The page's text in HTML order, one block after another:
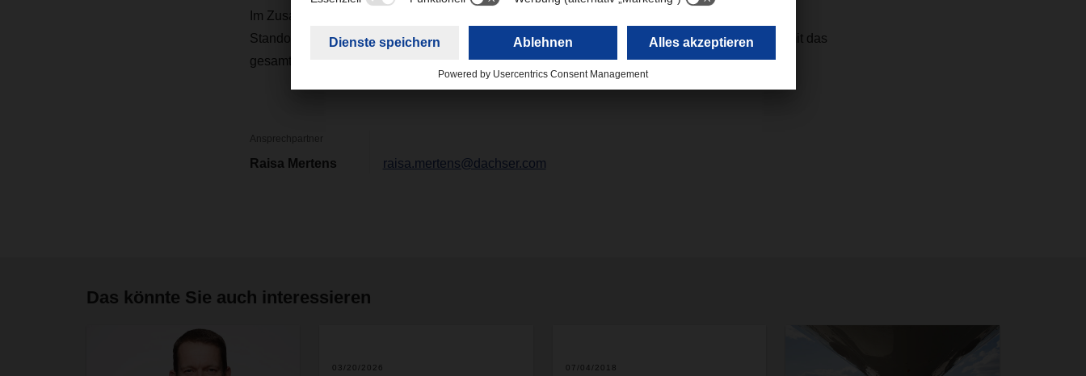
Im Zusammenspiel mit der schwedischen Landverkehrsorganisation, die in Schweden mit vier
Standorten vertreten ist, bietet DACHSER seinen bestehenden sowie potenziellen Kunden damit das
gesamte Verkehrsträger übergreifende logistische Leistungsportfolio an.
Ansprechpartner
Raisa Mertens raisa.mertens@dachser.com
Das könnte Sie auch interessieren
03/20/2026 07/04/2018